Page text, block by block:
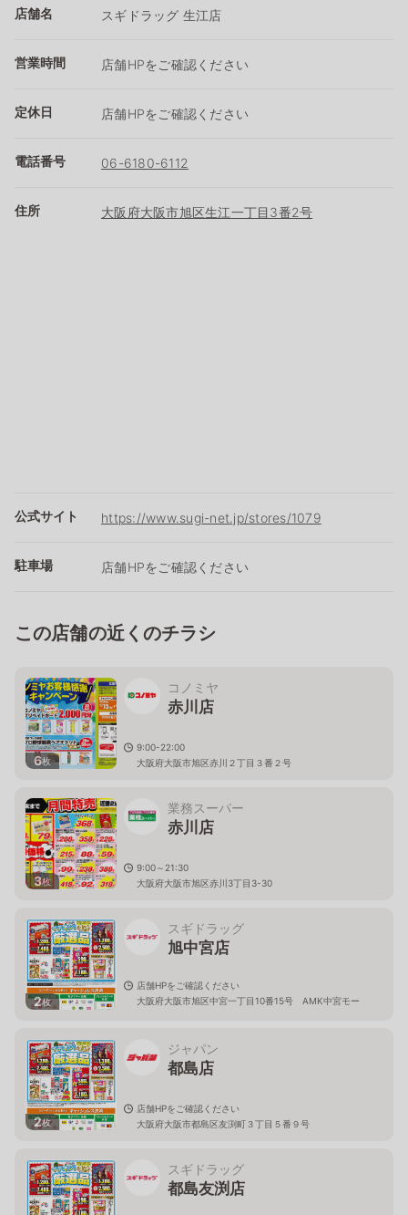
店舗名 スギドラッグ 生江店
営業時間 店舗HPをご確認ください
定休日 店舗HPをご確認ください
電話番号 06-6180-6112
住所 大阪府大阪市旭区生江一丁目3番2号
公式サイト https://www.sugi-net.jp/stores/1079
駐車場 店舗HPをご確認ください
この店舗の近くのチラシ
6枚
コノミヤ
赤川店
9:00-22:00
大阪府大阪市旭区赤川２丁目３番２号
3枚
業務スーパー
赤川店
9:00～21:30
大阪府大阪市旭区赤川3丁目3-30
2枚
スギドラッグ
旭中宮店
店舗HPをご確認ください
大阪府大阪市旭区中宮一丁目10番15号 AMK中宮モー
2枚
ジャパン
都島店
店舗HPをご確認ください
大阪府大阪市都島区友渕町３丁目５番９号
スギドラッグ
都島友渕店